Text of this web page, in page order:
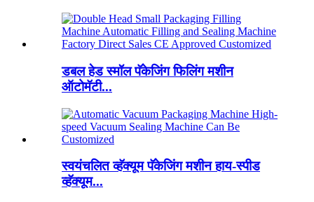
डबल हेड स्मॉल पॅकेजिंग फिलिंग मशीन
ऑटोमॅटी...
स्वयंचलित व्हॅक्यूम पॅकेजिंग मशीन हाय-स्पीड
व्हॅक्यूम...